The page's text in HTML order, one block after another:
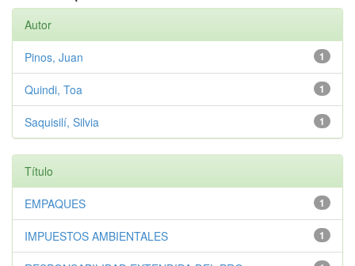
Autor
1
Pinos, Juan
1
Quindi, Toa
1
Saquisilí, Silvia
Título
1
EMPAQUES
1
IMPUESTOS AMBIENTALES